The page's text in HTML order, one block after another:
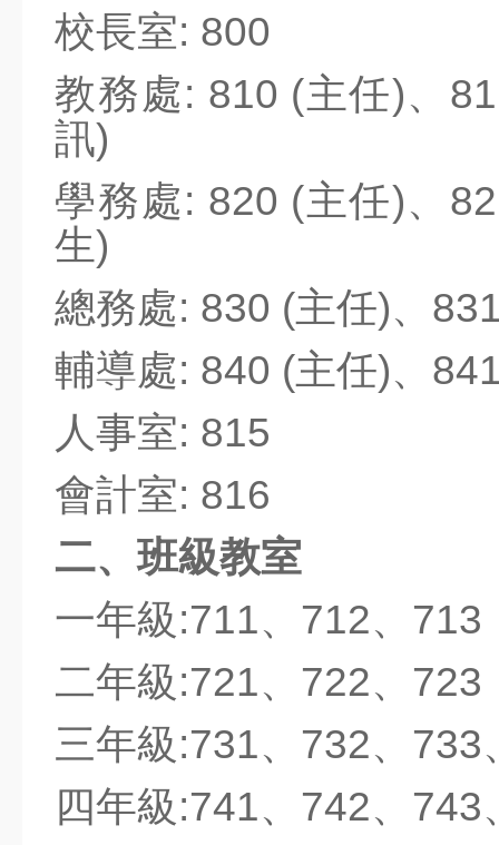
霸凌申訴
教師專區
校務系統
資訊服務入口
教師進修網
研習訊息
器材借用
線上報修
無線網路服務
Canva
Seesaw
人事服務網
高市教師職業工會
高市教產工會
環境教育網
校長室: 800
教務處: 810 (主任)、
訊)
學務處: 820 (主任)、
生)
總務處: 830 (主任)、
輔導處: 840 (主任)、
人事室: 815
會計室: 816
二、班級教室
一年級:711、712、713
二年級:721、722、723
三年級:731、732、733
四年級:741、742、743